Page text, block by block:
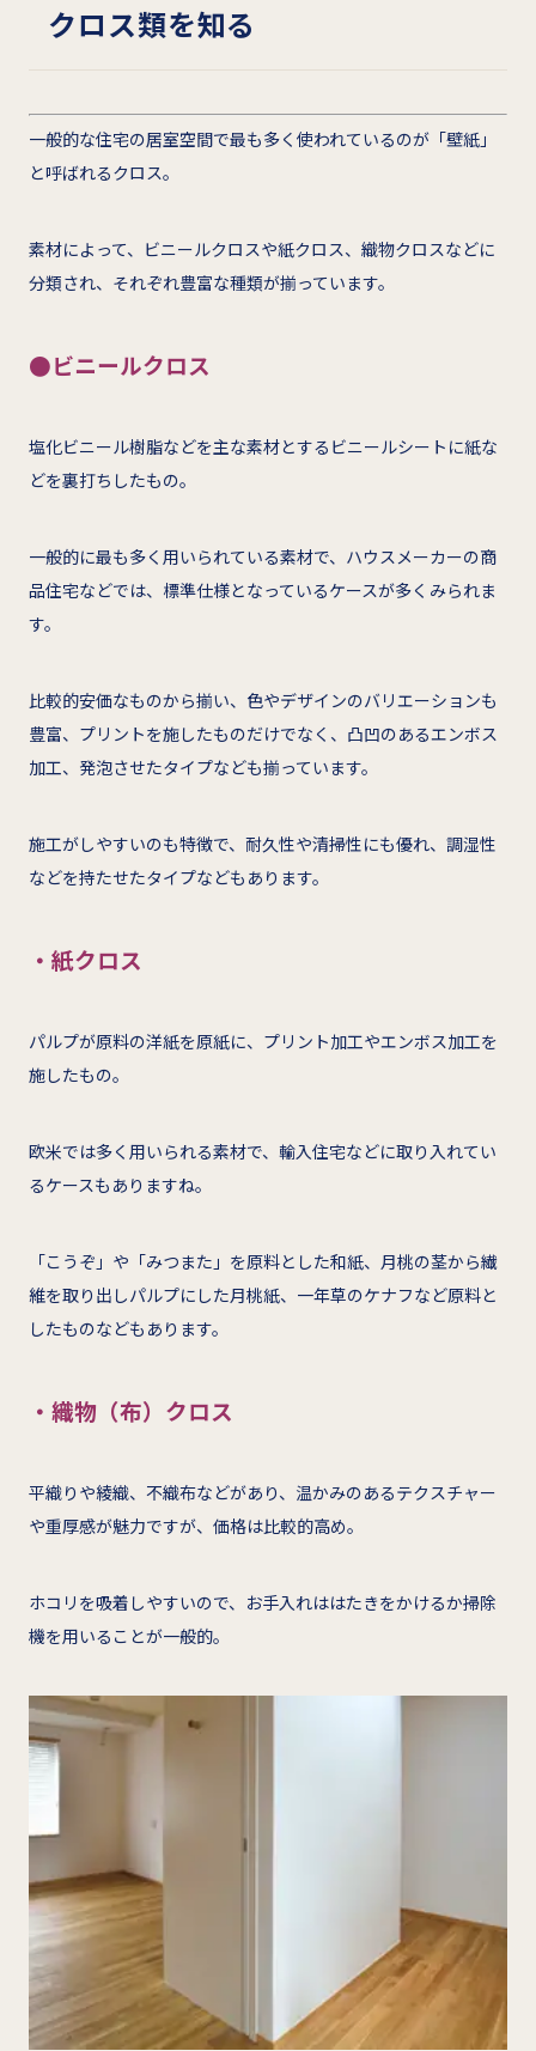
クロス類を知る
一般的な住宅の居室空間で最も多く使われているのが「壁紙」
と呼ばれるクロス。
素材によって、ビニールクロスや紙クロス、織物クロスなどに
分類され、それぞれ豊富な種類が揃っています。
●ビニールクロス
塩化ビニール樹脂などを主な素材とするビニールシートに紙な
どを裏打ちしたもの。
一般的に最も多く用いられている素材で、ハウスメーカーの商
品住宅などでは、標準仕様となっているケースが多くみられま
す。
比較的安価なものから揃い、色やデザインのバリエーションも
豊富、プリントを施したものだけでなく、凸凹のあるエンボス
加工、発泡させたタイプなども揃っています。
施工がしやすいのも特徴で、耐久性や清掃性にも優れ、調湿性
などを持たせたタイプなどもあります。
・紙クロス
パルプが原料の洋紙を原紙に、プリント加工やエンボス加工を
施したもの。
欧米では多く用いられる素材で、輸入住宅などに取り入れてい
るケースもありますね。
「こうぞ」や「みつまた」を原料とした和紙、月桃の茎から繊
維を取り出しパルプにした月桃紙、一年草のケナフなど原料と
したものなどもあります。
・織物（布）クロス
平織りや綾織、不織布などがあり、温かみのあるテクスチャー
や重厚感が魅力ですが、価格は比較的高め。
ホコリを吸着しやすいので、お手入れははたきをかけるか掃除
機を用いることが一般的。